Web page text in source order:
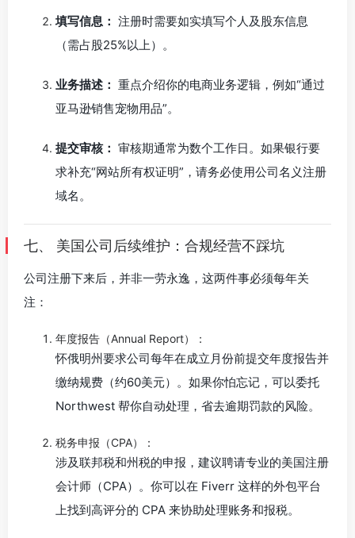
填写信息： 注册时需要如实填写个人及股东信息
（需占股25%以上）。
业务描述： 重点介绍你的电商业务逻辑，例如“通过
亚马逊销售宠物用品”。
提交审核： 审核期通常为数个工作日。如果银行要
求补充“网站所有权证明”，请务必使用公司名义注册
域名。
七、 美国公司后续维护：合规经营不踩坑
公司注册下来后，并非一劳永逸，这两件事必须每年关
注：
年度报告（Annual Report）：
怀俄明州要求公司每年在成立月份前提交年度报告并
缴纳规费（约60美元）。如果你怕忘记，可以委托
Northwest 帮你自动处理，省去逾期罚款的风险。
税务申报（CPA）：
涉及联邦税和州税的申报，建议聘请专业的美国注册
会计师（CPA）。你可以在 Fiverr 这样的外包平台
上找到高评分的 CPA 来协助处理账务和报税。